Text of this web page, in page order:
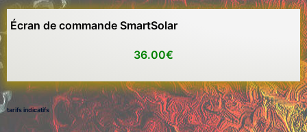
Écran de commande SmartSolar
36.00€
tarifs indicatifs